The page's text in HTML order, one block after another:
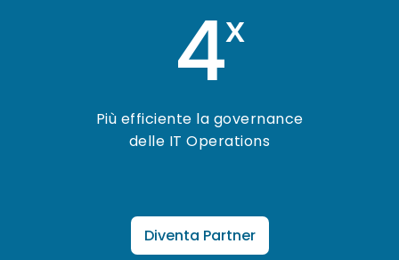
4x
Più efficiente la governance
delle IT Operations
Diventa Partner